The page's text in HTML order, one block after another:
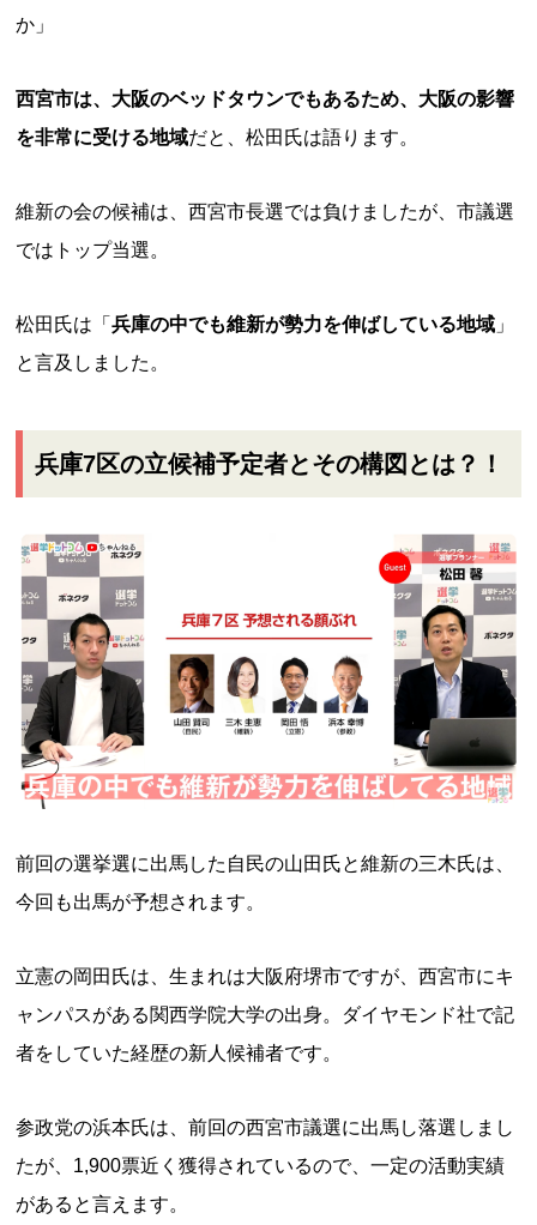
か」
西宮市は、大阪のベッドタウンでもあるため、大阪の影響
を非常に受ける地域だと、松田氏は語ります。
維新の会の候補は、西宮市長選では負けましたが、市議選
ではトップ当選。
松田氏は「兵庫の中でも維新が勢力を伸ばしている地域 」
と言及しました。
兵庫7区の立候補予定者とその構図とは？！
前回の選挙選に出馬した自民の山田氏と維新の三木氏は、
今回も出馬が予想されます。
立憲の岡田氏は、生まれは大阪府堺市ですが、西宮市にキ
ャンパスがある関西学院大学の出身。ダイヤモンド社で記
者をしていた経歴の新人候補者です。
参政党の浜本氏は、前回の西宮市議選に出馬し落選しまし
たが、1,900票近く獲得されているので、一定の活動実績
があると言えます。